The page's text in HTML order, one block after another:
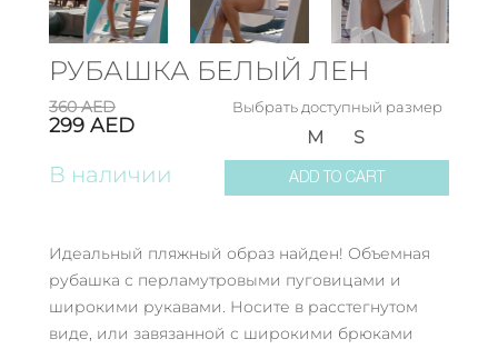
РУБАШКА БЕЛЫЙ ЛЕН
360AED
299 AED
В наличии
Выбрать доступный размер
S
M
ADD TO CART
Идеальный пляжный образ найден! Объемная
рубашка с перламутровыми пуговицами и
широкими рукавами. Носите в расстегнутом
виде, или завязанной с широкими брюками